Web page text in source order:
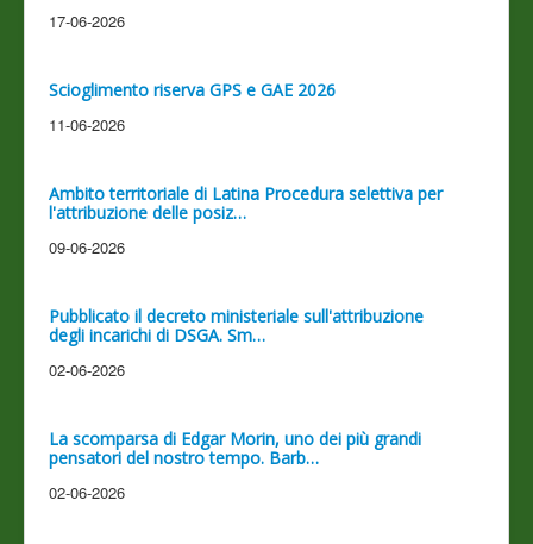
17-06-2026
Scioglimento riserva GPS e GAE 2026
11-06-2026
Ambito territoriale di Latina Procedura selettiva per
l'attribuzione delle posiz…
09-06-2026
Pubblicato il decreto ministeriale sull'attribuzione
degli incarichi di DSGA. Sm…
02-06-2026
La scomparsa di Edgar Morin, uno dei più grandi
pensatori del nostro tempo. Barb…
02-06-2026